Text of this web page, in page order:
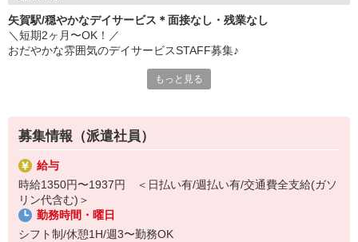
矢賀駅/穏やかなデイサービス＊面接なし・残業なし
＼短期2ヶ月〜OK！／
おだやかな雰囲気のデイサービスSTAFF募集♪
・利用者さんに合わせた介助（食事、入浴など）
・車で送迎業務（希望者）
など
無資格、未経験の方も安心！手厚い研修あり♪
残業がないのでプライベートも大切にできます★
もっと見る
募集情報（派遣社員）
給与
時給1350円〜1937円 ＜日払い有/週払い有/交通費全支給(ガソ
リン代含む)＞
勤務時間・曜日
シフト制/休憩1H/週3〜勤務OK